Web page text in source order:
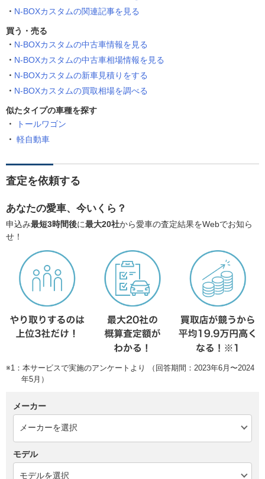
N-BOXカスタムの関連記事を見る
買う・売る
N-BOXカスタムの中古車情報を見る
N-BOXカスタムの中古車相場情報を見る
N-BOXカスタムの新車見積りをする
N-BOXカスタムの買取相場を調べる
似たタイプの車種を探す
トールワゴン
軽自動車
査定を依頼する
あなたの愛車、今いくら？
申込み最短3時間後に最大20社から愛車の査定結果をWebでお知ら
せ！
※1：本サービスで実施のアンケートより （回答期間：2023年6月〜2024
年5月）
メーカー
モデル